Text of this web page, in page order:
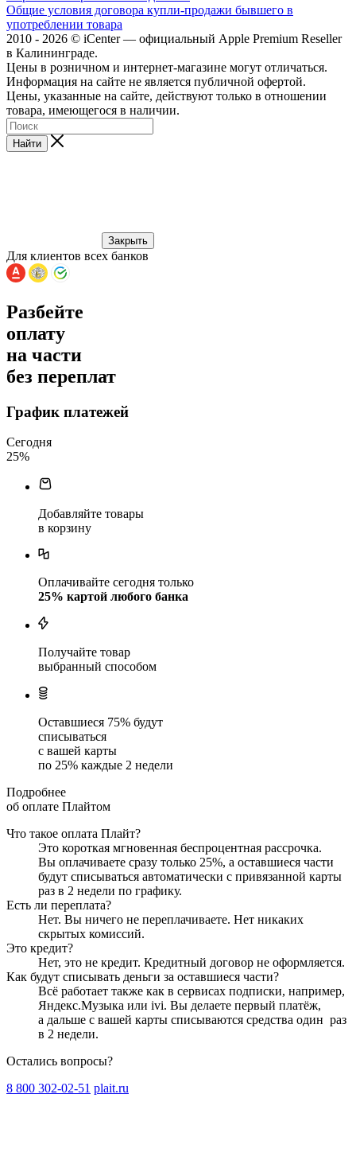
Общие условия договора купли-продажи бывшего в
употреблении товара
2010 - 2026 © iCenter — официальный Apple Premium Reseller
в Калининграде.
Цены в розничном и интернет-магазине могут отличаться.
Информация на сайте не является публичной офертой.
Цены, указанные на сайте, действуют только в отношении
товара, имеющегося в наличии.
Найти
Закрыть
Для клиентов всех банков
Разбейте
оплату
на части
без переплат
График платежей
Сегодня
25%
Добавляйте товары
в корзину
Оплачивайте сегодня только
25% картой любого банка
Получайте товар
выбранный способом
Оставшиеся 75% будут
списываться
с вашей карты
по 25% каждые 2 недели
Подробнее
об оплате Плайтом
Что такое оплата Плайт?
Это короткая мгновенная беспроцентная рассрочка.
Вы оплачиваете сразу только 25%, а оставшиеся части
будут списываться автоматически с привязанной карты
раз в 2 недели по графику.
Есть ли переплата?
Нет. Вы ничего не переплачиваете. Нет никаких
скрытых комиссий.
Это кредит?
Нет, это не кредит. Кредитный договор не оформляется.
Как будут списывать деньги за оставшиеся части?
Всё работает также как в сервисах подписки, например,
Яндекс.Музыка или ivi. Вы делаете первый платёж,
а дальше с вашей карты списываются средства один раз
в 2 недели.
Остались вопросы?
8 800 302-02-51 plait.ru